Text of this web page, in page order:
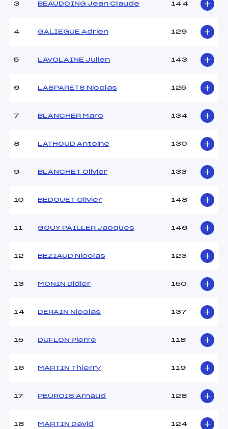
Point Haut :
Pénalité appliquée :
Style :
3 BEAUDOING Jean Claude 144
4 GALIEGUE Adrien 129
5 LAVOLAINE Julien 143
6 LASPARETS Nicolas 125
7 BLANCHER Marc 134
8 LATHOUD Antoine 130
9 BLANCHET Olivier 133
10 BEDOUET Olivier 148
11 GOUY PAILLER Jacques 146
12 BEZIAUD Nicolas 123
13 MONIN Didier 150
14 DERAIN Nicolas 137
15 DUFLON Pierre 118
16 MARTIN Thierry 119
17 PEUROIS Arnaud 128
18 MARTIN David 124